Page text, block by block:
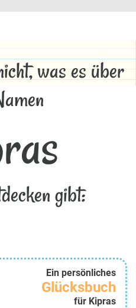
was es über
gibt:
Ein persönliches
Glücksbuch
für Kipras